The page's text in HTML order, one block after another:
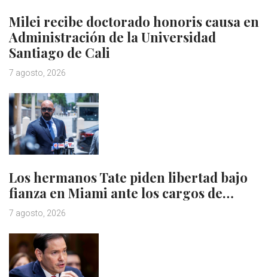
Milei recibe doctorado honoris causa en
Administración de la Universidad
Santiago de Cali
7 agosto, 2026
Los hermanos Tate piden libertad bajo
fianza en Miami ante los cargos de…
7 agosto, 2026